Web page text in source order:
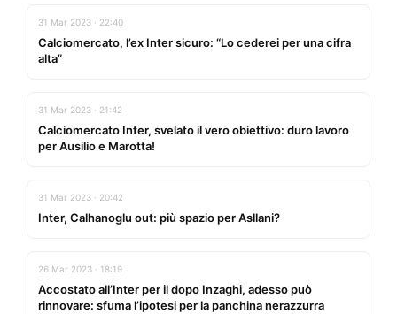
31 Mar 2023 · 22:40
Calciomercato, l’ex Inter sicuro: “Lo cederei per una cifra
alta”
31 Mar 2023 · 21:42
Calciomercato Inter, svelato il vero obiettivo: duro lavoro
per Ausilio e Marotta!
31 Mar 2023 · 20:42
Inter, Calhanoglu out: più spazio per Asllani?
26 Mar 2023 · 18:19
Accostato all’Inter per il dopo Inzaghi, adesso può
rinnovare: sfuma l’ipotesi per la panchina nerazzurra